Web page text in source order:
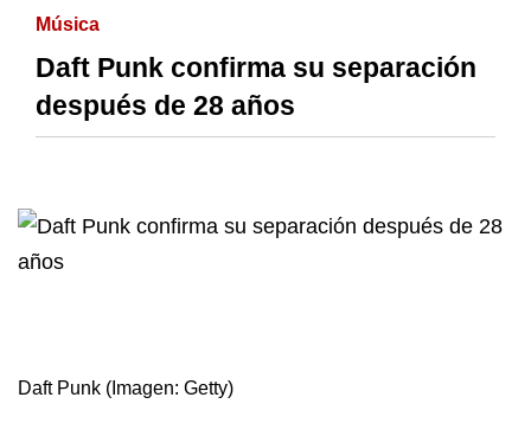
Música
Daft Punk confirma su separación
después de 28 años
Daft Punk (Imagen: Getty)